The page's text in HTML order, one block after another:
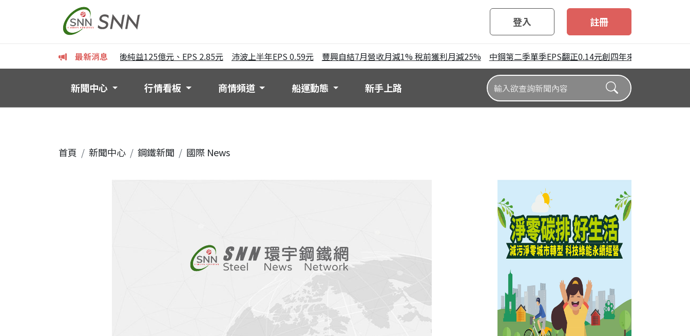
登入 註冊
最新消息
華新麗華上半年獲利亮眼 稅後純益125億元、EPS 2.85元 沛波上半年EPS 0.59元 豐興自結7月營收月減1% 稅前獲利月減25% 中鋼第二季單季EPS翻正0.14元創四年來單季最高 唯上半
新聞中心 行情看板 商情頻道 船運動態 新手上路
首頁 新聞中心 鋼鐵新聞 國際 News